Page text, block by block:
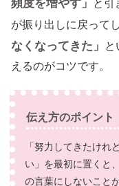
頻度を増やす」
と引
が振り出しに戻って
なくなってきた」
と
えるのがコツです。
伝え方のポイント
「努力してきたけれ
い」を最初に置くと
の言葉にしないこと